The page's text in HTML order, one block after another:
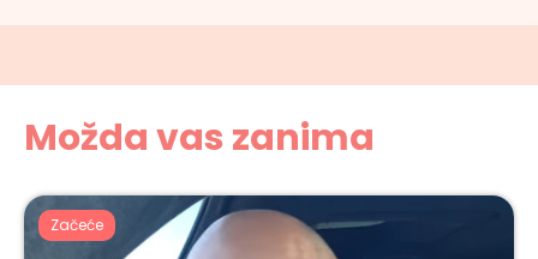
Možda vas zanima
Začeće